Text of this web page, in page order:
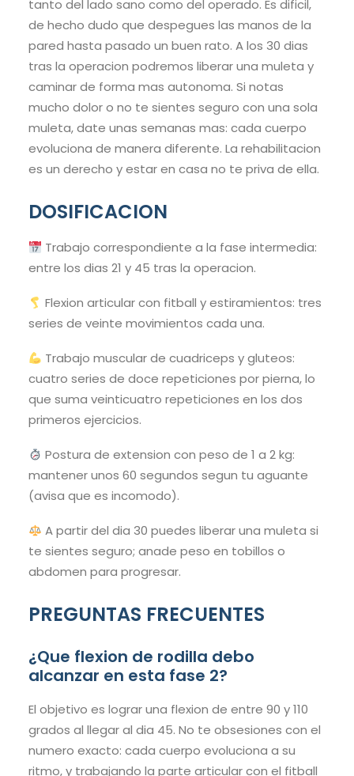
tanto del lado sano como del operado. Es dificil,
de hecho dudo que despegues las manos de la
pared hasta pasado un buen rato. A los 30 dias
tras la operacion podremos liberar una muleta y
caminar de forma mas autonoma. Si notas
mucho dolor o no te sientes seguro con una sola
muleta, date unas semanas mas: cada cuerpo
evoluciona de manera diferente. La rehabilitacion
es un derecho y estar en casa no te priva de ella.
DOSIFICACION
Trabajo correspondiente a la fase intermedia:
entre los dias 21 y 45 tras la operacion.
Flexion articular con fitball y estiramientos: tres
series de veinte movimientos cada una.
Trabajo muscular de cuadriceps y gluteos:
cuatro series de doce repeticiones por pierna, lo
que suma veinticuatro repeticiones en los dos
primeros ejercicios.
Postura de extension con peso de 1 a 2 kg:
mantener unos 60 segundos segun tu aguante
(avisa que es incomodo).
A partir del dia 30 puedes liberar una muleta si
te sientes seguro; anade peso en tobillos o
abdomen para progresar.
PREGUNTAS FRECUENTES
¿Que flexion de rodilla debo
alcanzar en esta fase 2?
El objetivo es lograr una flexion de entre 90 y 110
grados al llegar al dia 45. No te obsesiones con el
numero exacto: cada cuerpo evoluciona a su
ritmo, y trabajando la parte articular con el fitball